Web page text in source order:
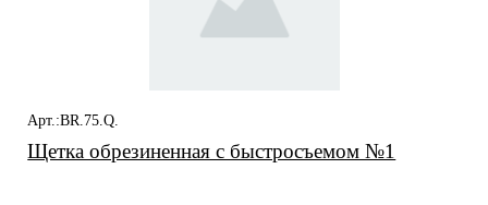
Арт.:BR.75.Q.
Щетка обрезиненная с быстросъемом №1